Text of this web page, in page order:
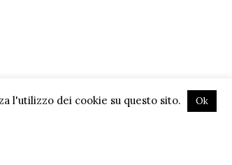
l'utilizzo dei cookie su questo sito. Ok